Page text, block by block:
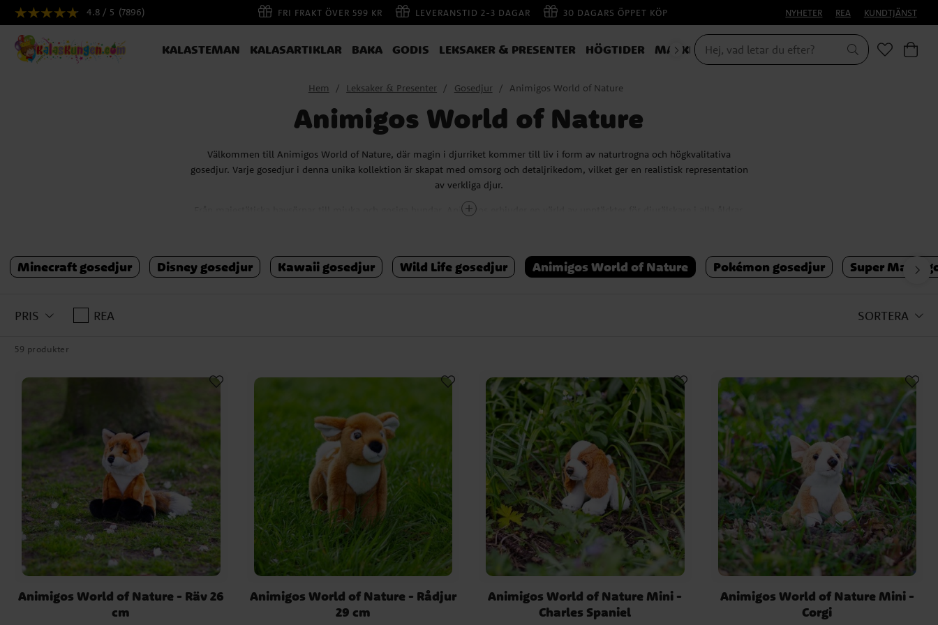
4.8 / 5 (7896) FRI FRAKT ÖVER 599 KR LEVERANSTID 2-3 DAGAR 30 DAGARS ÖPPET KÖP NYHETER REA KUNDTJÄNST
KALASTEMAN KALASARTIKLAR BAKA GODIS LEKSAKER & PRESENTER HÖGTIDER MASKERAD
Hem Leksaker & Presenter Gosedjur Animigos World of Nature
Animigos World of Nature
Välkommen till Animigos World of Nature, där magin i djurriket kommer till liv i form av naturtrogna och högkvalitativa
gosedjur. Varje gosedjur i denna unika kollektion är skapat med omsorg och detaljrikedom, vilket ger en realistisk representation
av verkliga djur.
Från majestätiska havsörnar till mjuka och gosiga hundar. Animigos erbjuder en värld av upptäckter för djurälskare i alla åldrar.
De är en perfekt present till nyfikna barn och samlare, och ett måste för varje gosedjurssamling. Utforska vårt sortiment av
Animigos World of Nature och upplev en värld där lek möter lärande, och fantasi blir verklighet. Hitta ditt favoritdjur idag!
Minecraft gosedjur Disney gosedjur Kawaii gosedjur Wild Life gosedjur Animigos World of Nature Pokémon gosedjur Super Mario
PRIS REA SORTERA
59 produkter
Animigos World of Nature - Räv 26
cm
Animigos World of Nature - Rådjur
29 cm
Animigos World of Nature Mini -
Charles Spaniel
Animigos World of Nature Mini -
Corgi